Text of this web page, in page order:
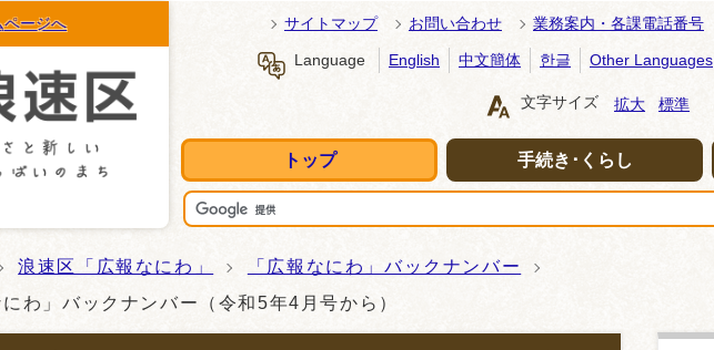
ページへ サイトマップ お問い合わせ 業務案内・各課電話番号
Language English 中文簡体 한글 Other Languages
文字サイズ 拡大 標準
トップ 手続き･くらし
浪速区「広報なにわ」
「広報なにわ」バックナンバー
わ」バックナンバー（令和5年4月号から）